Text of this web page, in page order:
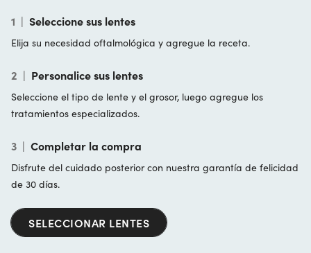
1 | Seleccione sus lentes
Elija su necesidad oftalmológica y agregue la receta.
2 | Personalice sus lentes
Seleccione el tipo de lente y el grosor, luego agregue los
tratamientos especializados.
3 | Completar la compra
Disfrute del cuidado posterior con nuestra garantía de felicidad
de 30 días.
SELECCIONAR LENTES